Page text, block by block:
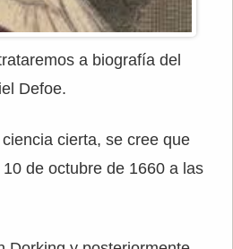
a biografía del
Defoe.
cierta, se cree que
de octubre de 1660 a las